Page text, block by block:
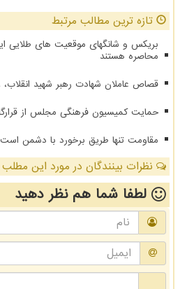
تازه ترین مطالب مرتبط
بریکس و شانگهای موقعیت های طلایی
محاصره هستند
قصاص عاملان شهادت رهبر شهید
حمایت کمیسیون فرهنگی مجلس از
مقاومت تنها طریق برخورد با دشمن است
نظرات بینندگان در مورد این مطلب
لطفا شما همنظر دهید